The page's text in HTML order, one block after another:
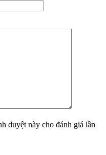
duyệt này cho đánh giá lần